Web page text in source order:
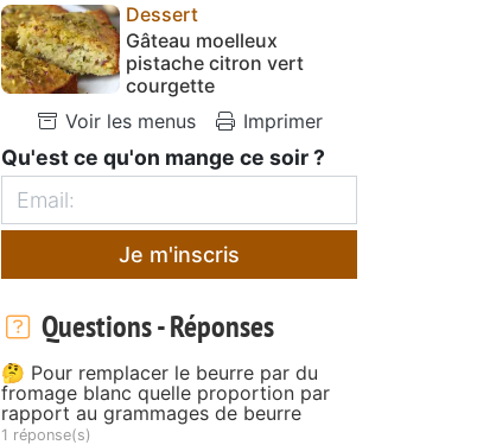
Dessert
Gâteau moelleux
pistache citron vert
courgette
Voir les menus
Imprimer
Qu'est ce qu'on mange ce soir ?
Je m'inscris
Questions - Réponses
🤔 Pour remplacer le beurre par du
fromage blanc quelle proportion par
rapport au grammages de beurre
1 réponse(s)